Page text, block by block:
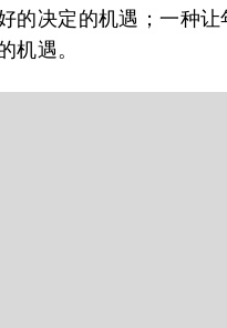
的决定的机遇；一种
机遇。